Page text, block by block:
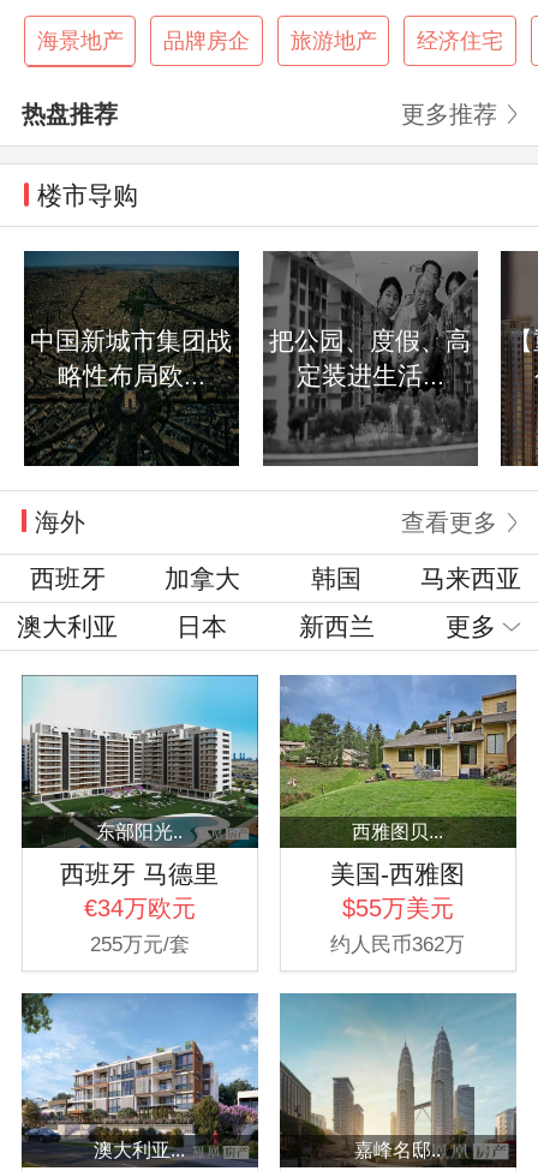
15000元-20000元 20000元-30000元
海景地产 品牌房企 旅游地产
经济住宅
热盘推荐 更多推荐
楼市导购
中国新城市集团战
略性布局欧...
把公园、度假、高
定装进生活...
海外 查看更多
西班牙 加拿大 韩国
马来西亚
澳大利亚
日本 新西兰 更多
东部阳光..
西班牙 马德里
€34万欧元
255万元/套
西雅图贝...
美国-西雅图
$55万美元
约人民币362万
澳大利亚... 嘉峰名邸..